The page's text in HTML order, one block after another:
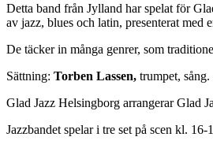
Detta band från Jylland har spelat för
av jazz, blues och latin, presenterat med
De täcker in många genrer, som
Sättning: Torben Lassen, trumpet, sång.
Glad Jazz Helsingborg arrangerar Glad
Jazzbandet spelar i tre set på scen kl.